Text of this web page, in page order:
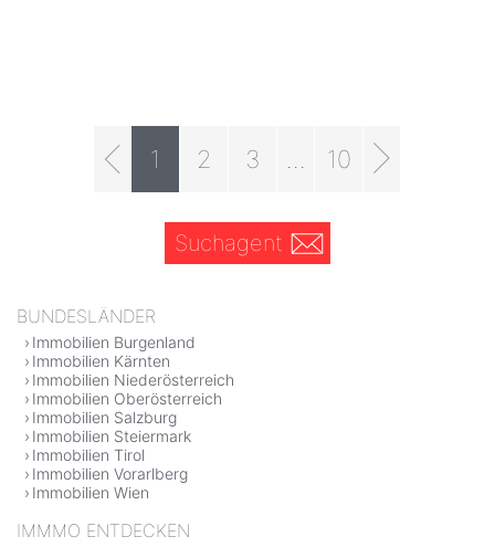
1 2 3 10
Suchagent
BUNDESLÄNDER
Immobilien Burgenland
Immobilien Kärnten
Immobilien Niederösterreich
Immobilien Oberösterreich
Immobilien Salzburg
Immobilien Steiermark
Immobilien Tirol
Immobilien Vorarlberg
Immobilien Wien
IMMMO ENTDECKEN